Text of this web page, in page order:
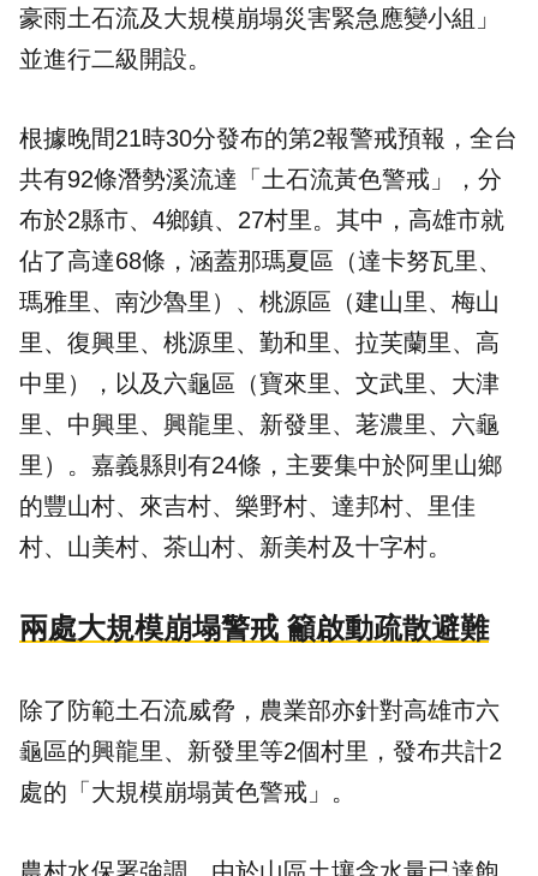
豪雨土石流及大規模崩塌災害緊急應變小組」
並進行二級開設。
根據晚間21時30分發布的第2報警戒預報，全台
共有92條潛勢溪流達「土石流黃色警戒」，分
布於2縣市、4鄉鎮、27村里。其中，高雄市就
佔了高達68條，涵蓋那瑪夏區（達卡努瓦里、
瑪雅里、南沙魯里）、桃源區（建山里、梅山
里、復興里、桃源里、勤和里、拉芙蘭里、高
中里），以及六龜區（寶來里、文武里、大津
里、中興里、興龍里、新發里、荖濃里、六龜
里）。嘉義縣則有24條，主要集中於阿里山鄉
的豐山村、來吉村、樂野村、達邦村、里佳
村、山美村、茶山村、新美村及十字村。
兩處大規模崩塌警戒 籲啟動疏散避難
除了防範土石流威脅，農業部亦針對高雄市六
龜區的興龍里、新發里等2個村里，發布共計2
處的「大規模崩塌黃色警戒」。